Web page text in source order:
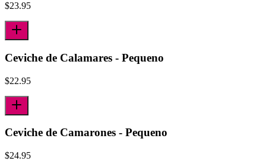
$23.95
Ceviche de Calamares - Pequeno
$22.95
Ceviche de Camarones - Pequeno
$24.95